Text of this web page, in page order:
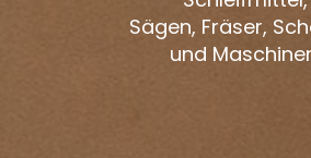
Sägen, Fräser,
und